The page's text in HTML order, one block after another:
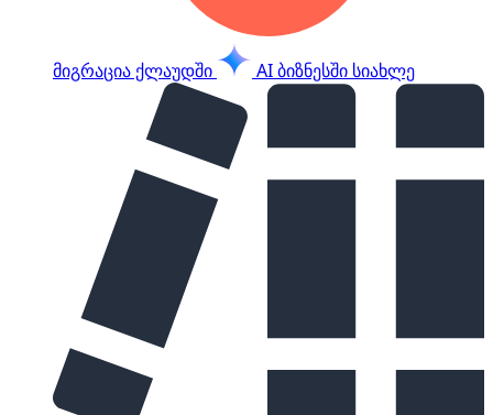
მიგრაცია ქლაუდში AI ბიზნესში სიახლე